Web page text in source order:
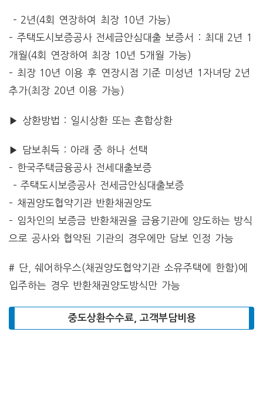
– 2년(4회 연장하여 최장 10년 가능)
– 주택도시보증공사 전세금안심대출 보증서 : 최대 2년 1
개월(4회 연장하여 최장 10년 5개월 가능)
– 최장 10년 이용 후 연장시점 기준 미성년 1자녀당 2년
추가(최장 20년 이용 가능)
▶ 상환방법 : 일시상환 또는 혼합상환
▶ 담보취득 : 아래 중 하나 선택
– 한국주택금융공사 전세대출보증
– 주택도시보증공사 전세금안심대출보증
– 채권양도협약기관 반환채권양도
– 임차인의 보증금 반환채권을 금융기관에 양도하는 방식
으로 공사와 협약된 기관의 경우에만 담보 인정 가능
# 단, 쉐어하우스(채권양도협약기관 소유주택에 한함)에
입주하는 경우 반환채권양도방식만 가능
중도상환수수료, 고객부담비용